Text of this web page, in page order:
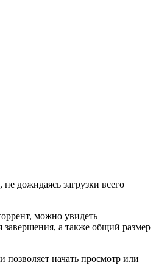
дожидаясь загрузки всего
можно увидеть
завершения, а также общий размер
начать просмотр или